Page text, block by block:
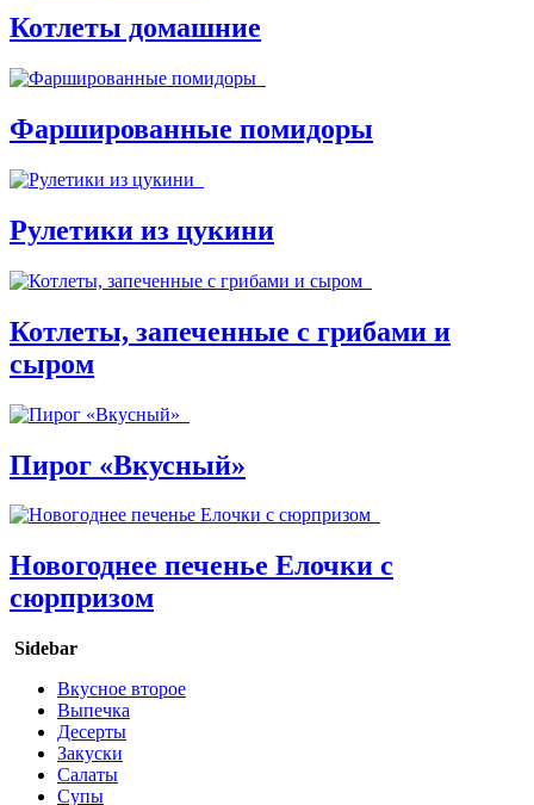
Котлеты домашние
Фаршированные помидоры
Рулетики из цукини
Котлеты, запеченные с грибами и
сыром
Пирог «Вкусный»
Новогоднее печенье Елочки с
сюрпризом
Sidebar
Вкусное второе
Выпечка
Десерты
Закуски
Салаты
Супы